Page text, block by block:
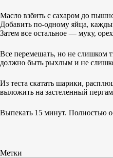
Масло взбить с сахаром до
Добавить по-одному яйца,
Затем все остальное — муку,
Все перемешать, но не слишком
должно быть рыхлым и не
Из теста скатать шарики,
выложить на застеленный
Выпекать 15 минут. Полностью
Метки